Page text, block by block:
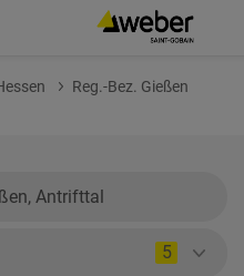
Reg.-Bez. Gießen
5